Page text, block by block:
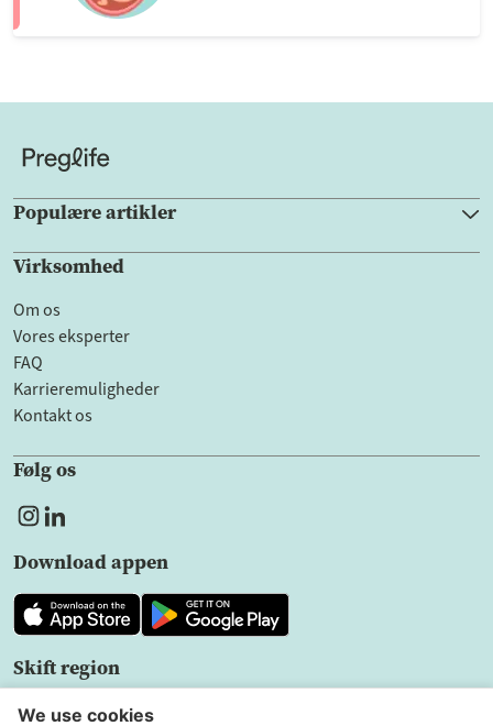
Populære artikler
Virksomhed
Om os
Vores eksperter
FAQ
Karrieremuligheder
Kontakt os
Følg os
Download appen
Skift region